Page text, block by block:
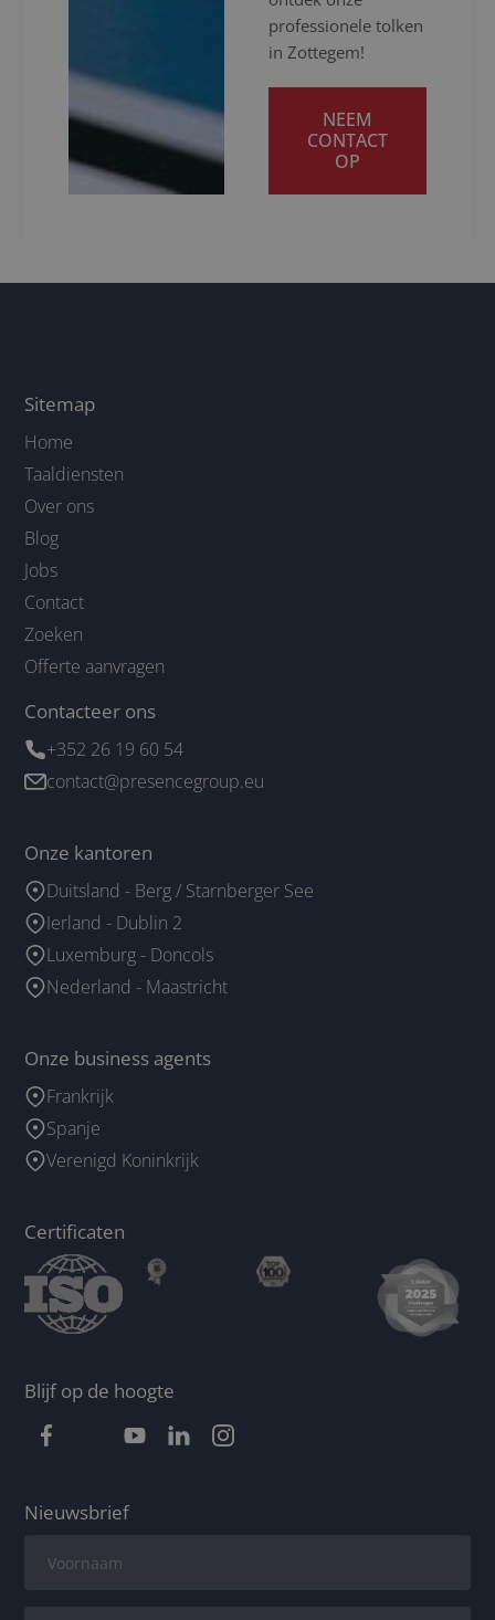
professionele tolken
in Zottegem!
NEEM
CONTACT
OP
Sitemap
Home
Taaldiensten
Over ons
Blog
Jobs
Contact
Zoeken
Offerte aanvragen
Contacteer ons
+352 26 19 60 54
contact@presencegroup.eu
Onze kantoren
Duitsland - Berg / Starnberger See
Ierland - Dublin 2
Luxemburg - Doncols
Nederland - Maastricht
Onze business agents
Frankrijk
Spanje
Verenigd Koninkrijk
Certificaten
Blijf op de hoogte
Nieuwsbrief